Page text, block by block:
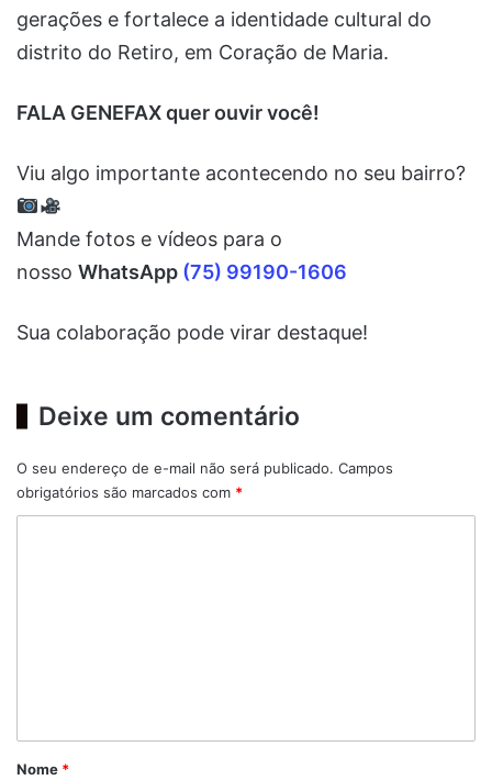
gerações e fortalece a identidade cultural do
distrito do Retiro, em Coração de Maria.
FALA GENEFAX quer ouvir você!
Viu algo importante acontecendo no seu bairro?
Mande fotos e vídeos para o
nosso WhatsApp (75) 99190-1606
Sua colaboração pode virar destaque!
Deixe um comentário
O seu endereço de e-mail não será publicado. Campos
obrigatórios são marcados com *
rNome *